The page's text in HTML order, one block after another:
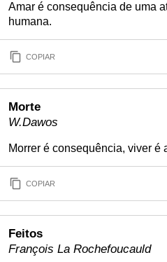
Amar é consequência de uma
humana.
COPIAR
Morte
W.Dawos
Morrer é consequência, viver é
COPIAR
Feitos
François La Rochefoucauld